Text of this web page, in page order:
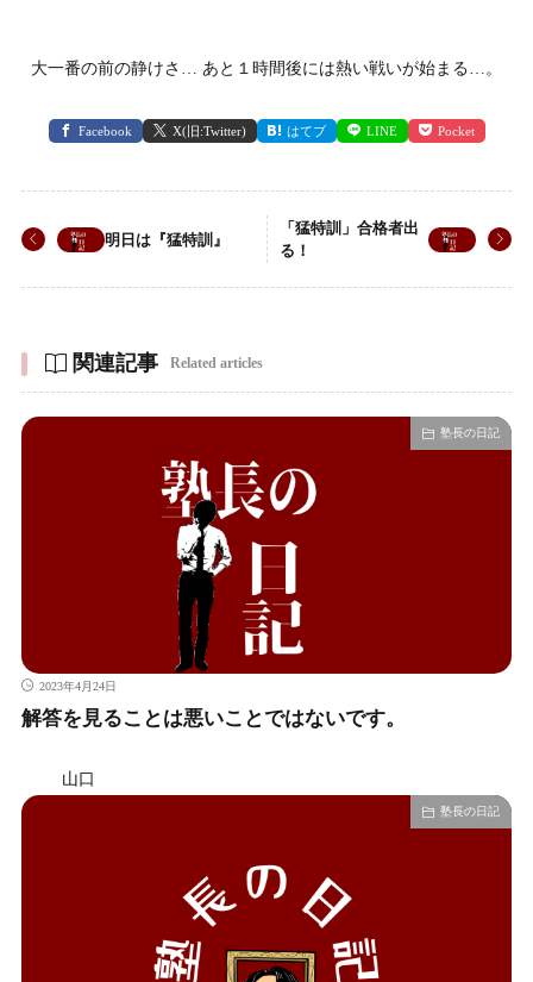
大一番の前の静けさ… あと１時間後には熱い戦いが始まる…。
Facebook X(旧:Twitter) はてブ LINE Pocket
明日は『猛特訓』
「猛特訓」合格者出
る！
関連記事 Related articles
塾長の日記
2023年4月24日
解答を見ることは悪いことではないです。
山口
塾長の日記